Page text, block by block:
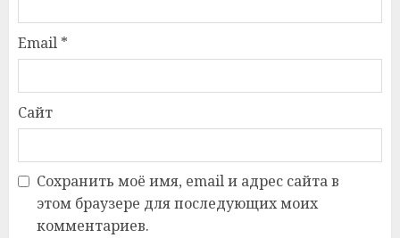
Email *
Сайт
Сохранить моё имя, email и адрес сайта в
этом браузере для последующих моих
комментариев.